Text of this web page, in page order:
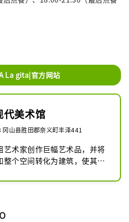
La gita|官方网站
代美术馆
山县胜田郡奈义町丰泽441
艺术家创作巨幅艺术品，并将
整个空间转化为建筑，使其成
共博物馆。
展示室“太阳”展出了日本代